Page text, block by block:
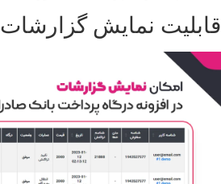
قابلیت نمایش گزارشات